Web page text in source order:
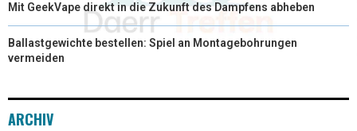
Mit GeekVape direkt in die Zukunft des Dampfens abheben
Ballastgewichte bestellen: Spiel an Montagebohrungen
vermeiden
ARCHIV